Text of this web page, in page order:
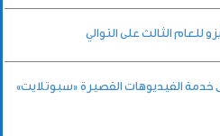
للعام الثالث على التوالي
الفيديوهات القصيرة «سبوتلايت»